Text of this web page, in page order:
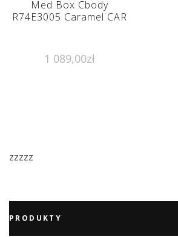
Med Box Cbody
R74E3005 Caramel CAR
1 089,00zł
zzzzz
PRODUKTY